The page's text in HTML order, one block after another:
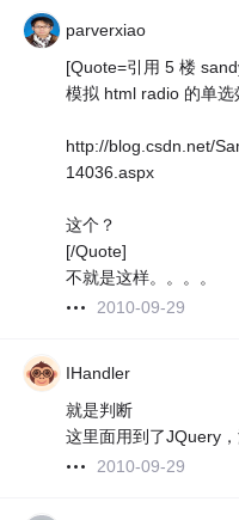
parverxiao
[Quote=引用 5 楼
模拟 html radio 的单选
http://blog.csdn.net/
14036.aspx
这个？
[/Quote]
不就是这样。。。。
2010-09-29
IHandler
就是判断
这里面用到了JQuery
2010-09-29